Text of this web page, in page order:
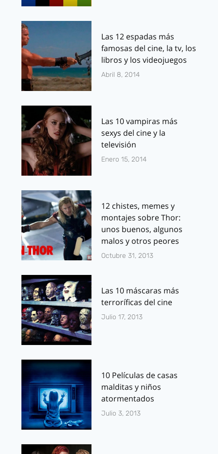
Las 12 espadas más
famosas del cine, la tv, los
libros y los videojuegos
Abril 8, 2014
Las 10 vampiras más
sexys del cine y la
televisión
Enero 15, 2014
12 chistes, memes y
montajes sobre Thor:
unos buenos, algunos
malos y otros peores
Octubre 31, 2013
Las 10 máscaras más
terroríficas del cine
Julio 17, 2013
10 Películas de casas
malditas y niños
atormentados
Julio 3, 2013